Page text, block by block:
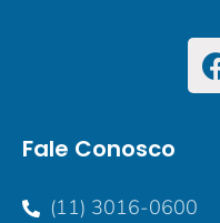
Fale Conosco
(11) 3016-0600